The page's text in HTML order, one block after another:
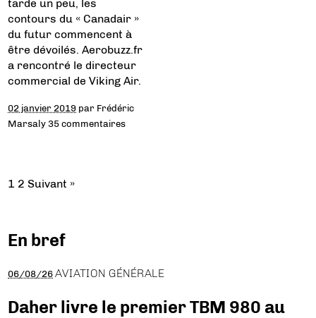
tarde un peu, les
contours du « Canadair »
du futur commencent à
être dévoilés. Aerobuzz.fr
a rencontré le directeur
commercial de Viking Air.
02 janvier 2019 par Frédéric
Marsaly 35 commentaires
1 2 Suivant »
En bref
06/08/26 AVIATION GÉNÉRALE
Daher livre le premier TBM 980 au